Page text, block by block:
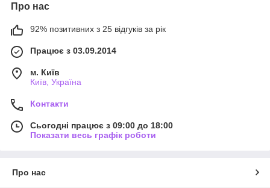
Про нас
92% позитивних з 25 відгуків за рік
Працює з 03.09.2014
м. Київ
Київ, Україна
Контакти
Сьогодні працює з 09:00 до 18:00
Показати весь графік роботи
Про нас